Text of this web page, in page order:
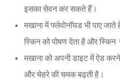
इसका सेवन कर सकते हैं।
मखाना में फ्लेवोनॉयड भी पाए
स्किन को पोषण देता है और स्किन
मखाना को अपनी डाइट में ऐड
और चेहरे की चमक बढ़ती है।